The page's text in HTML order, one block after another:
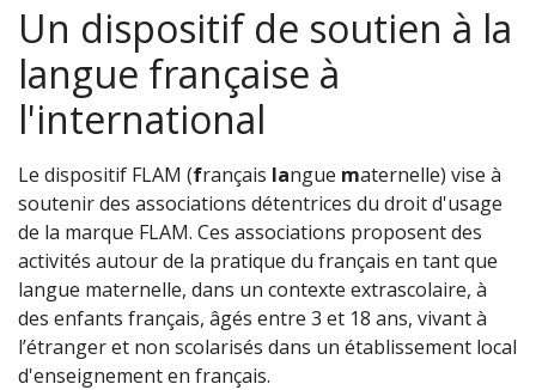
Un dispositif de soutien à la
langue française à
l'international
Le dispositif FLAM (français langue maternelle) vise à
soutenir des associations détentrices du droit d'usage
de la marque FLAM. Ces associations proposent des
activités autour de la pratique du français en tant que
langue maternelle, dans un contexte extrascolaire, à
des enfants français, âgés entre 3 et 18 ans, vivant à
l’étranger et non scolarisés dans un établissement local
d'enseignement en français.